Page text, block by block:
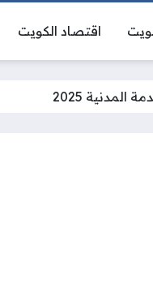
اقتصاد الكويت
2025